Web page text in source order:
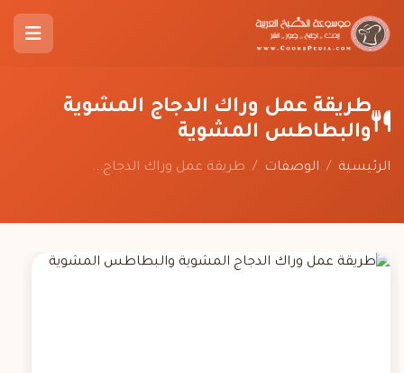
طريقة عمل وراك الدجاج المشوية
والبطاطس المشوية
الرئيسية / الوصفات / طريقة عمل وراك الدجاج...